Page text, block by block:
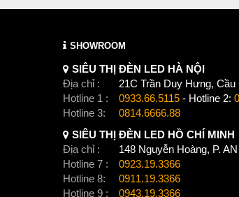
Xem thêm:Đèn
SHOWROOM
SIÊU THỊ ĐÈN LED HÀ NỘI
Địa chỉ :
21C Trần Duy Hưng, Cầu
Hotline 1 :
0933.66.5115 - Hotline 2:
Hotline 3:
0814.6666.88
SIÊU THỊ ĐÈN LED HỒ CHÍ MINH
Địa chỉ :
148 Nguyễn Hoàng, P.
Hotline 7 :
0923.19.3366
Hotline 8:
0911.19.3366
Hotline 9 :
0943.19.3366